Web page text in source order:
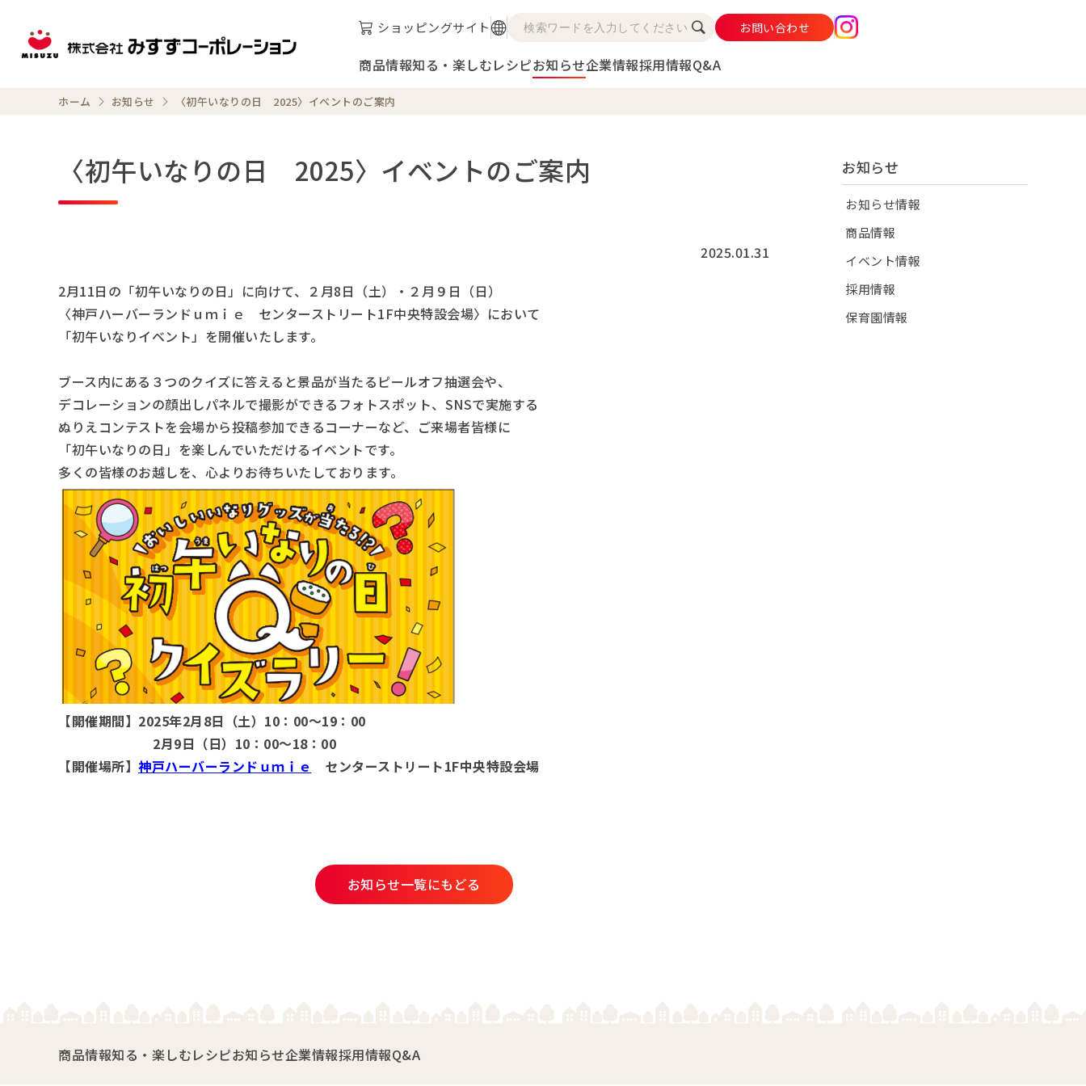
ショッピングサイト お問い合わせ
商品情報知る・楽しむレシピお知らせ企業情報採用情報Q&A
ホーム お知らせ 〈初午いなりの日 2025〉イベントのご案内
〈初午いなりの日 2025〉イベントのご案内
2025.01.31
2月11日の「初午いなりの日」に向けて、２月8日（土）・２月９日（日）
〈神戸ハーバーランドｕｍｉｅ センターストリート1F中央特設会場〉において
「初午いなりイベント」を開催いたします。
ブース内にある３つのクイズに答えると景品が当たるピールオフ抽選会や、
デコレーションの顔出しパネルで撮影ができるフォトスポット、SNSで実施する
ぬりえコンテストを会場から投稿参加できるコーナーなど、ご来場者皆様に
「初午いなりの日」を楽しんでいただけるイベントです。
多くの皆様のお越しを、心よりお待ちいたしております。
【開催期間】2025年2月8日（土）10：00～19：00
2月9日（日）10：00～18：00
【開催場所】 神戸ハーバーランドｕｍｉｅ センターストリート1F中央特設会場
お知らせ一覧にもどる
お知らせ
お知らせ情報
商品情報
イベント情報
採用情報
保育園情報
商品情報知る・楽しむレシピお知らせ企業情報採用情報Q&A